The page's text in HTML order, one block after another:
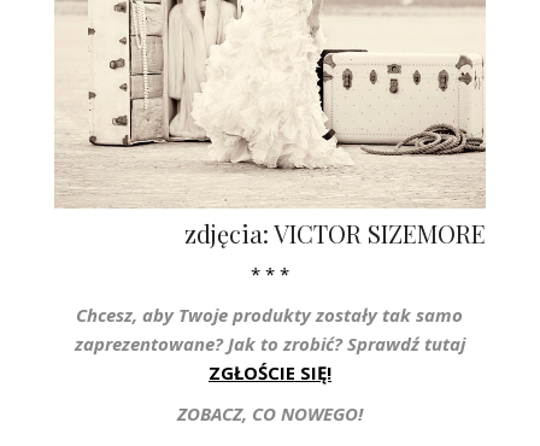
zdjęcia: VICTOR SIZEMORE
* * *
Chcesz, aby Twoje produkty zostały tak samo
zaprezentowane? Jak to zrobić? Sprawdź tutaj
ZGŁOŚCIE SIĘ!
ZOBACZ, CO NOWEGO!